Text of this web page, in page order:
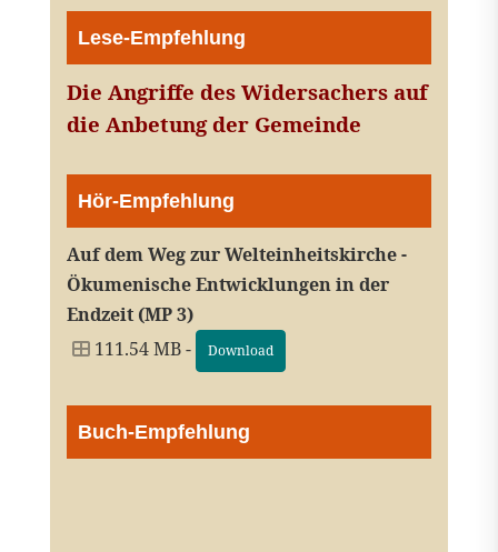
Lese-Empfehlung
Die Angriffe des Widersachers auf
die Anbetung der Gemeinde
Hör-Empfehlung
Auf dem Weg zur Welteinheitskirche -
Ökumenische Entwicklungen in der
Endzeit (MP 3)
111.54 MB -
Download
Buch-Empfehlung